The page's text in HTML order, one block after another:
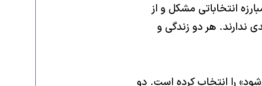
انتخاباتی مشکل و از
ندارند. هر دو زندگی و
را انتخاب کرده است. دو